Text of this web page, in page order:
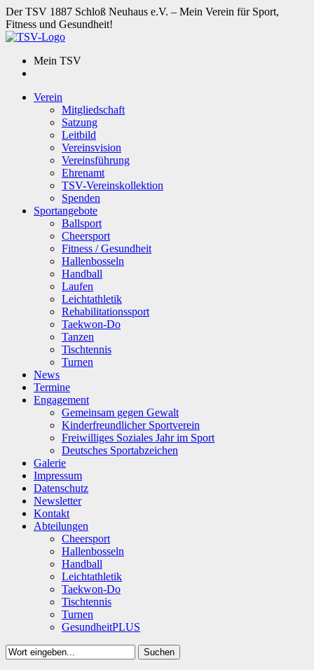
Der TSV 1887 Schloß Neuhaus e.V. – Mein Verein für Sport,
Fitness und Gesundheit!
Mein TSV
Verein
Mitgliedschaft
Satzung
Leitbild
Vereinsvision
Vereinsführung
Ehrenamt
TSV-Vereinskollektion
Spenden
Sportangebote
Ballsport
Cheersport
Fitness / Gesundheit
Hallenbosseln
Handball
Laufen
Leichtathletik
Rehabilitationssport
Taekwon-Do
Tanzen
Tischtennis
Turnen
News
Termine
Engagement
Gemeinsam gegen Gewalt
Kinderfreundlicher Sportverein
Freiwilliges Soziales Jahr im Sport
Deutsches Sportabzeichen
Galerie
Impressum
Datenschutz
Newsletter
Kontakt
Abteilungen
Cheersport
Hallenbosseln
Handball
Leichtathletik
Taekwon-Do
Tischtennis
Turnen
GesundheitPLUS
Suchen